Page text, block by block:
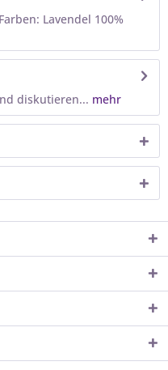
Lavendel 100%
diskutieren... mehr